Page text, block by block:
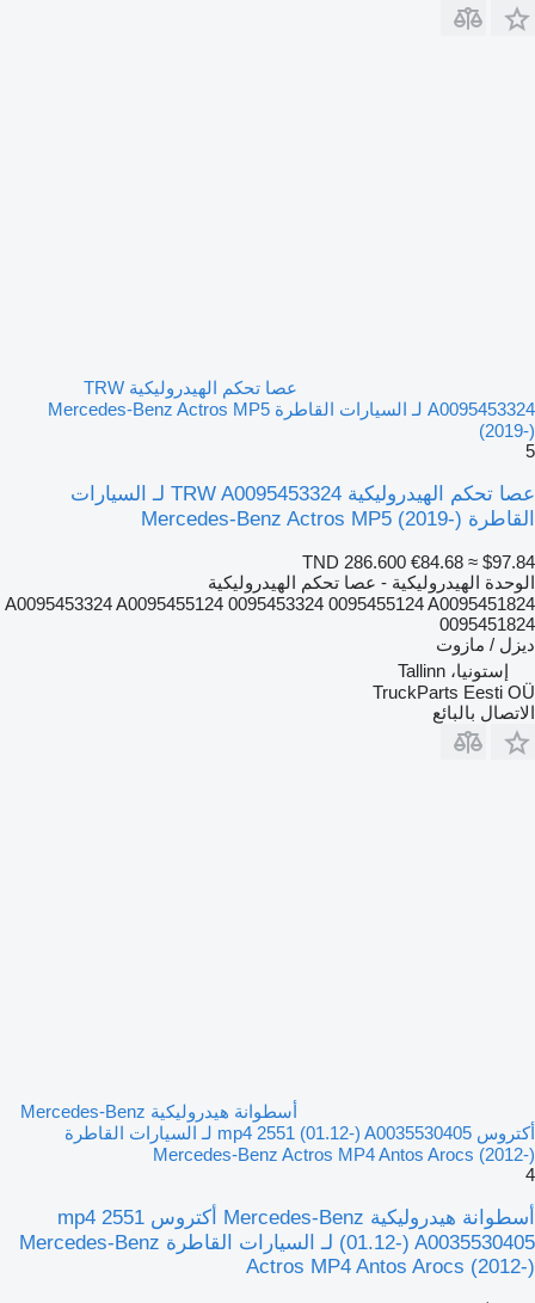
عصا تحكم الهيدروليكية TRW
A0095453324 لـ السيارات القاطرة Mercedes-Benz Actros MP5
(2019-)
5
عصا تحكم الهيدروليكية TRW A0095453324 لـ السيارات
القاطرة Mercedes-Benz Actros MP5 (2019-)
TND 286.600 €84.68 ≈ $97.84
الوحدة الهيدروليكية - عصا تحكم الهيدروليكية
A0095453324 A0095455124 0095453324 0095455124 A0095451824
0095451824
ديزل / مازوت
إستونيا، Tallinn
TruckParts Eesti OÜ
الاتصال بالبائع
أسطوانة هيدروليكية Mercedes-Benz
أكتروس mp4 2551 (01.12-) A0035530405 لـ السيارات القاطرة
Mercedes-Benz Actros MP4 Antos Arocs (2012-)
4
أسطوانة هيدروليكية Mercedes-Benz أكتروس mp4 2551
(01.12-) A0035530405 لـ السيارات القاطرة Mercedes-Benz
Actros MP4 Antos Arocs (2012-)